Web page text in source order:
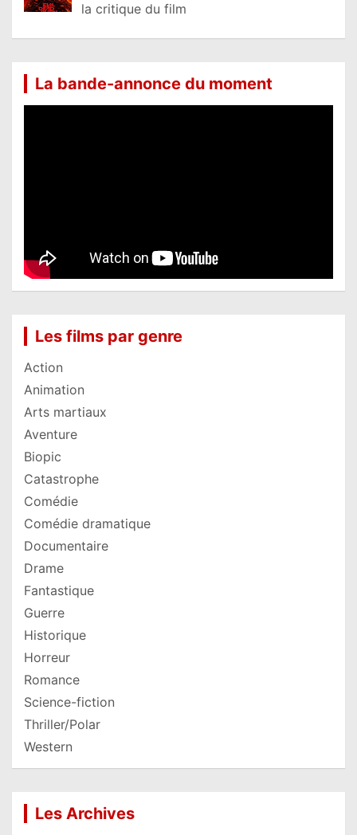
la critique du film
La bande-annonce du moment
Les films par genre
Action
Animation
Arts martiaux
Aventure
Biopic
Catastrophe
Comédie
Comédie dramatique
Documentaire
Drame
Fantastique
Guerre
Historique
Horreur
Romance
Science-fiction
Thriller/Polar
Western
Les Archives